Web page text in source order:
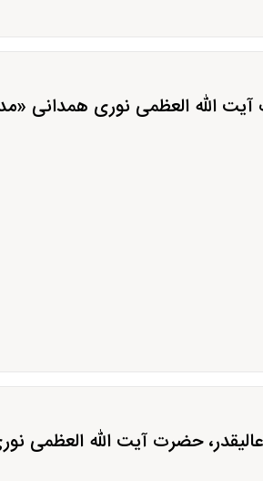
الله العظمی نوری همدانی
حضرت آیت الله العظمی